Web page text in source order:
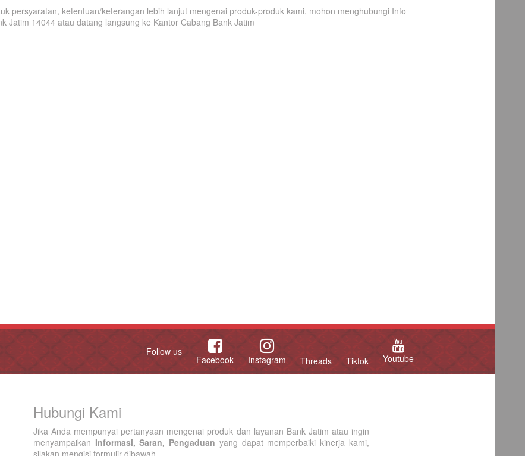
persyaratan, ketentuan/keterangan lebih lanjut mengenai produk-produk kami, mohon menghubungi Info
Jatim 14044 atau datang langsung ke Kantor Cabang Bank Jatim
Follow us
Facebook Instagram Threads Tiktok Youtube
Hubungi Kami
Jika Anda mempunyai pertanyaan mengenai produk dan layanan Bank Jatim atau ingin
menyampaikan Informasi, Saran, Pengaduan yang dapat memperbaiki kinerja kami,